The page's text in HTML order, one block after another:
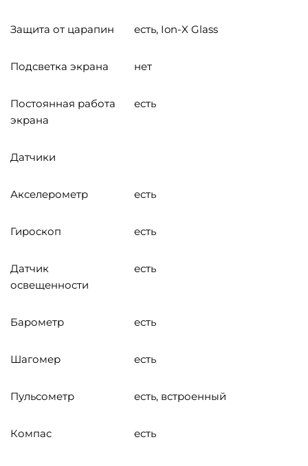
Защита от царапин есть, Ion-X Glass
Подсветка экрана нет
Постоянная работа
экрана
есть
Датчики
Акселерометр есть
Гироскоп есть
Датчик
освещенности
есть
Барометр есть
Шагомер есть
Пульсометр есть, встроенный
Компас есть